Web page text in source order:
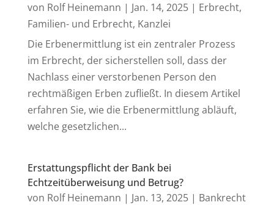
von Rolf Heinemann | Jan. 14, 2025| Erbrecht,
Familien- und Erbrecht, Kanzlei
Die Erbenermittlung ist ein zentraler Prozess
im Erbrecht, der sicherstellen soll, dass der
Nachlass einer verstorbenen Person den
rechtmäßigen Erben zufließt. In diesem Artikel
erfahren Sie, wie die Erbenermittlung abläuft,
welche gesetzlichen...
Erstattungspflicht der Bank bei
Echtzeitüberweisung und Betrug?
von Rolf Heinemann | Jan. 13, 2025| Bankrecht